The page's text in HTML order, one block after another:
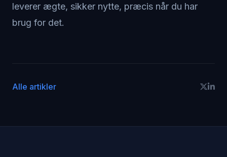
leverer ægte, sikker nytte, præcis når du har
brug for det.
Alle artikler